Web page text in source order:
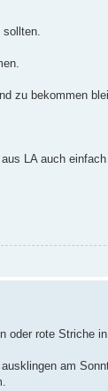
zu bekommen
LA auch einfach
oder rote Striche
am